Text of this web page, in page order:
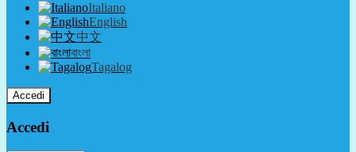
Italiano
English
中文
বাংলা
Tagalog
Accedi
Accedi